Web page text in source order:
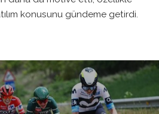
konusunu gündeme getirdi.